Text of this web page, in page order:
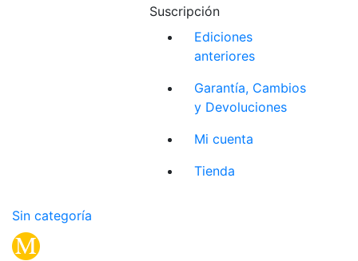
Suscripción
Ediciones
anteriores
Garantía, Cambios
y Devoluciones
Mi cuenta
Tienda
Sin categoría